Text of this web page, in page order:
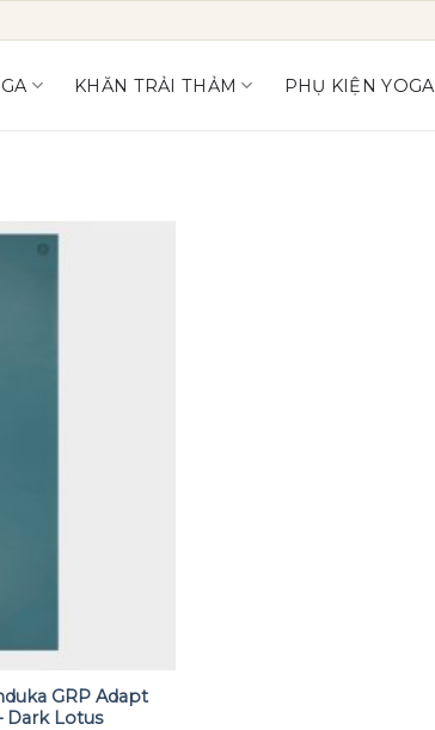
KHĂN TRẢI THẢM PHỤ KIỆN YOGA
GRP Adapt
Dark Lotus